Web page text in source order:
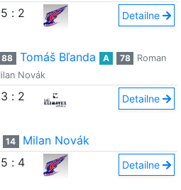
5 : 2 Detailne
88 Tomáš Bľanda A 78
Roman
Novák
3 : 2 Detailne
14
Milan Novák
5 : 4 Detailne